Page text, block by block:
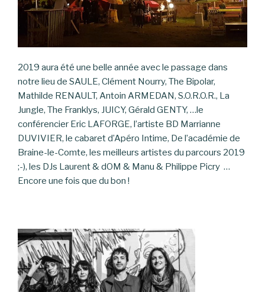
2019 aura été une belle année avec le passage dans
notre lieu de SAULE, Clément Nourry, The Bipolar,
Mathilde RENAULT, Antoin ARMEDAN, S.O.R.O.R., La
Jungle, The Franklys, JUICY, Gérald GENTY, …le
conférencier Eric LAFORGE, l’artiste BD Marrianne
DUVIVIER, le cabaret d’Apéro Intime, De l’académie de
Braine-le-Comte, les meilleurs artistes du parcours 2019
;-), les DJs Laurent & dOM & Manu & Philippe Picry …
Encore une fois que du bon !